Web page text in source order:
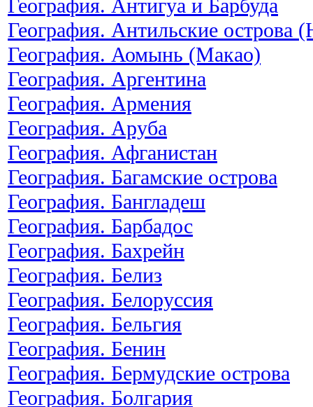
География. Антигуа и Барбуда
География. Антильские острова
География. Аомынь (Макао)
География. Аргентина
География. Армения
География. Аруба
География. Афганистан
География. Багамские острова
География. Бангладеш
География. Барбадос
География. Бахрейн
География. Белиз
География. Белоруссия
География. Бельгия
География. Бенин
География. Бермудские острова
География. Болгария